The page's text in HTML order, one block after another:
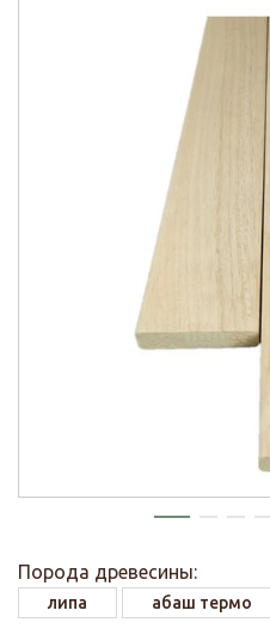
Порода древесины:
липа абаш термо